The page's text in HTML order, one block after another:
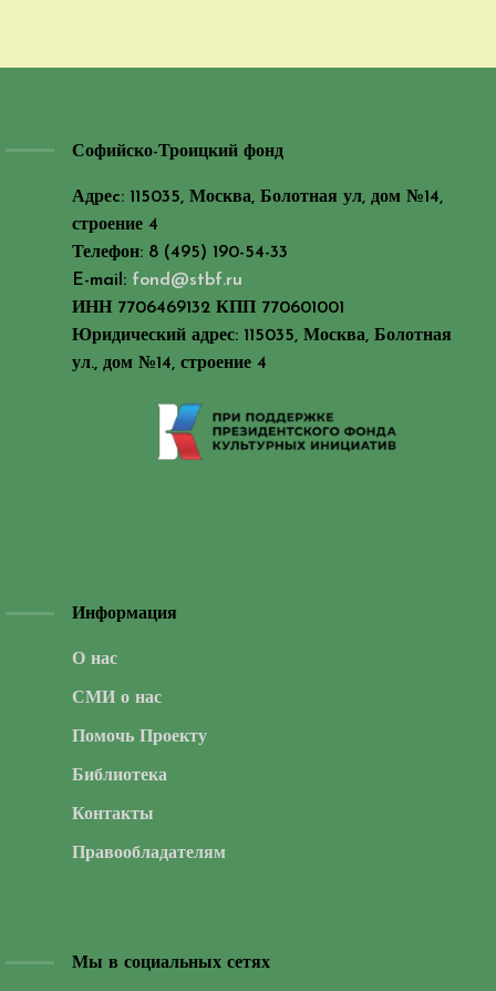
Софийско-Троицкий фонд
Адреc: 115035, Москва, Болотная ул, дом №14,
строение 4
Телефон: 8 (495) 190-54-33
E-mail: fond@stbf.ru
ИНН 7706469132 КПП 770601001
Юридический адрес: 115035, Москва, Болотная
ул., дом №14, строение 4
Информация
О нас
СМИ о нас
Помочь Проекту
Библиотека
Контакты
Правообладателям
Мы в социальных сетях